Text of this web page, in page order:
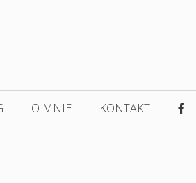
O MNIE KONTAKT